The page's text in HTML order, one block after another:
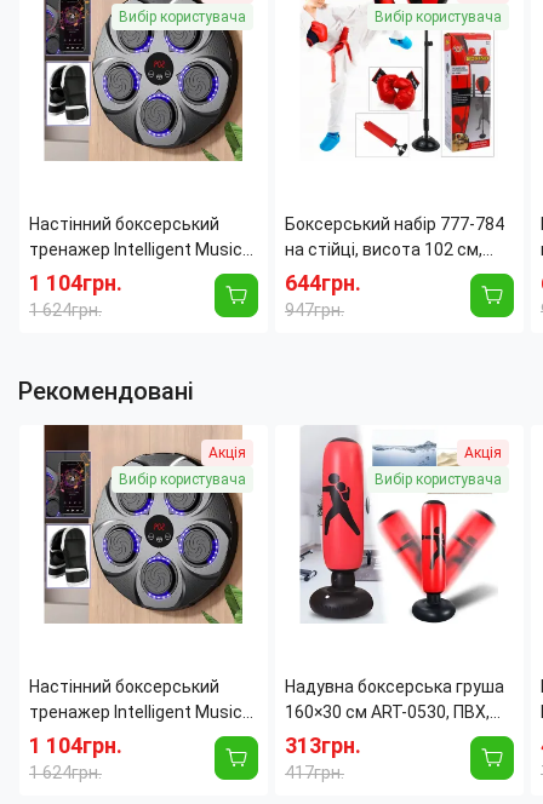
Вибір користувача
Настінний боксерський
тренажер Intelligent Music
Boxing Target, 9 режимів,
музика, RGB-підсвітка,
лічильник
1 104грн.
1 624грн.
Вибір користувача
Боксерський набір 777-784
на стійці, висота 102 см,
рукавички, насос, у коробці
644грн.
947грн.
Рекомендовані
Акція
Вибір користувача
Настінний боксерський
тренажер Intelligent Music
Boxing Target, 9 режимів,
музика, RGB-підсвітка,
лічильник
1 104грн.
1 624грн.
Акція
Вибір користувача
Надувна боксерська груша
160×30 см ART-0530, ПВХ,
підлогова, основа під воду/
пісок, від 3 років
313грн.
417грн.